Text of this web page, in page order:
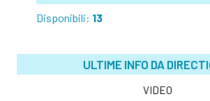
Disponibili: 13
ULTIME INFO DA
VIDEO